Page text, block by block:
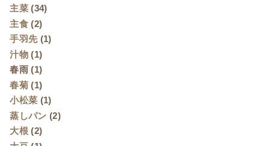
主菜 (34)
主食 (2)
手羽先 (1)
汁物 (1)
春雨 (1)
春菊 (1)
小松菜 (1)
蒸しパン (2)
大根 (2)